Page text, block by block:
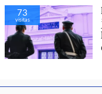
73
visitas